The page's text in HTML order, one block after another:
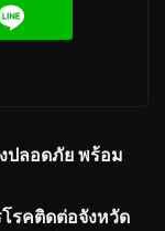
ปลอดภัย พร้อม
รคติดต่อจังหวัด